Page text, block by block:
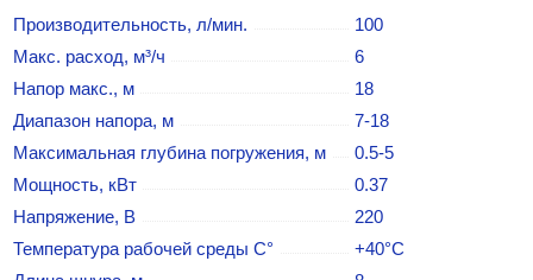
Производительность, л/мин.
100
Макс. расход, м³/ч
6
Напор макс., м
18
Диапазон напора, м
7-18
Максимальная глубина погружения, м
0.5-5
Мощность, кВт
0.37
Напряжение, В
220
Температура рабочей среды С°
+40°С